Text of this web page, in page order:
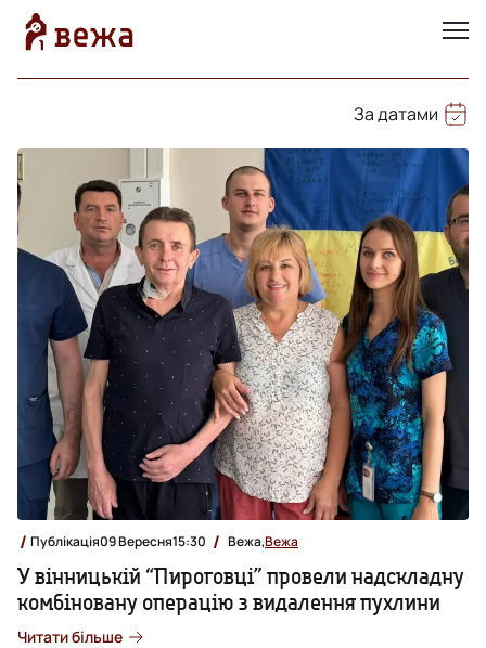
За датами
Публікація09 Вересня15:30 Вежа,Вежа
У вінницькій “Пироговці” провели надскладну
комбіновану операцію з видалення пухлини
Читати більше